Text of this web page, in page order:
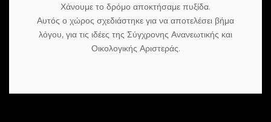
Χάνουμε το δρόμο αποκτήσαμε πυξίδα.
Αυτός ο χώρος σχεδιάστηκε για να αποτελέσει βήμα
λόγου, για τις ιδέες της Σύγχρονης Ανανεωτικής και
Οικολογικής Αριστεράς.